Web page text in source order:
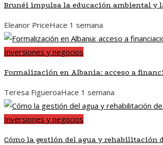
Brunéi impulsa la educación ambiental y
Eleanor PriceHace 1 semana
Inversiones y negocios
Formalización en Albania: acceso a
Teresa FigueroaHace 1 semana
Inversiones y negocios
Cómo la gestión del agua y rehabilitación